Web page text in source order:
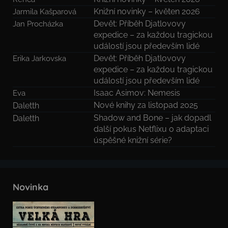
Jarmila Kašparová Knižní novinky – květen 2026
Jan Procházka
Devět: Příběh Djatlovovy
expedice – za každou tragickou
událostí jsou především lidé
Erika Jarkovska
Devět: Příběh Djatlovovy
expedice – za každou tragickou
událostí jsou především lidé
Eva
Isaac Asimov: Nemesis
Daletth
Nové knihy za listopad 2025
Daletth
Shadow and Bone – jak dopadl
další pokus Netflixu o adaptaci
úspěšné knižní série?
Novinka